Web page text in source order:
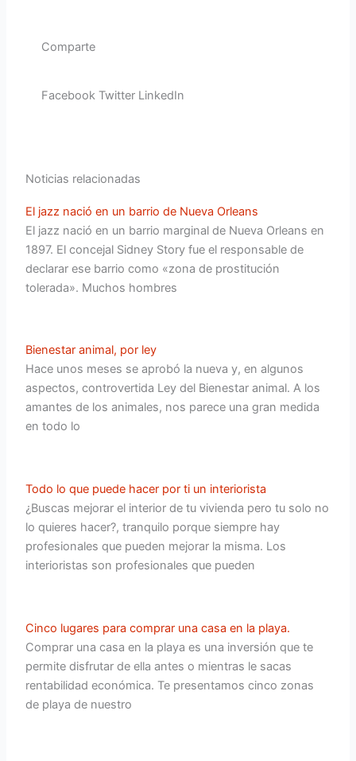
Comparte
Facebook Twitter LinkedIn
Noticias relacionadas
El jazz nació en un barrio de Nueva Orleans
El jazz nació en un barrio marginal de Nueva Orleans en
1897. El concejal Sidney Story fue el responsable de
declarar ese barrio como «zona de prostitución
tolerada». Muchos hombres
Bienestar animal, por ley
Hace unos meses se aprobó la nueva y, en algunos
aspectos, controvertida Ley del Bienestar animal. A los
amantes de los animales, nos parece una gran medida
en todo lo
Todo lo que puede hacer por ti un interiorista
¿Buscas mejorar el interior de tu vivienda pero tu solo no
lo quieres hacer?, tranquilo porque siempre hay
profesionales que pueden mejorar la misma. Los
interioristas son profesionales que pueden
Cinco lugares para comprar una casa en la playa.
Comprar una casa en la playa es una inversión que te
permite disfrutar de ella antes o mientras le sacas
rentabilidad económica. Te presentamos cinco zonas
de playa de nuestro